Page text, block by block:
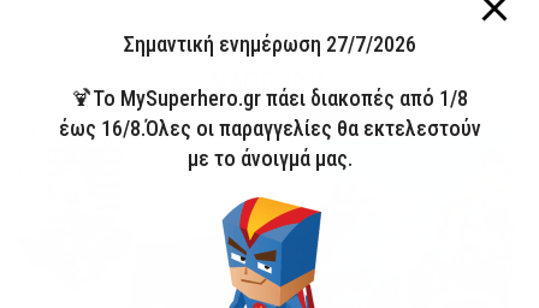
ΣΥΛΛΟΓΗ
ΜΑΓΙΟ 2026
Άμεσα διαθέσιμο
HOT
Σημαντική ενημέρωση 27/7/2026
🍹Το MySuperhero.gr πάει διακοπές από 1/8
έως 16/8.Όλες οι παραγγελίες θα εκτελεστούν
με το άνοιγμά μας.